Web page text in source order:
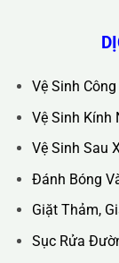
Vệ Sinh
Vệ Sinh Kính
Vệ Sinh Sau